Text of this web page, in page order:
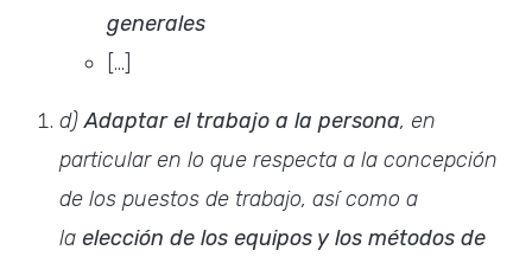
generales
[…]
d)Adaptar el trabajo a la persona, en
particular en lo que respecta a la concepción
de los puestos de trabajo, así como a
la elección de los equipos y los métodos de